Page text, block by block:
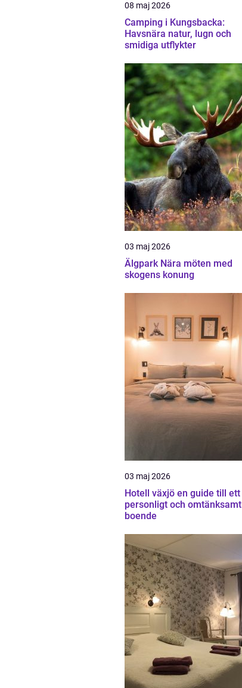
08 maj 2026
Camping i Kungsbacka:
Havsnära natur, lugn och
smidiga utflykter
03 maj 2026
Älgpark Nära möten med
skogens konung
03 maj 2026
Hotell växjö en guide till ett
personligt och omtänksamt
boende